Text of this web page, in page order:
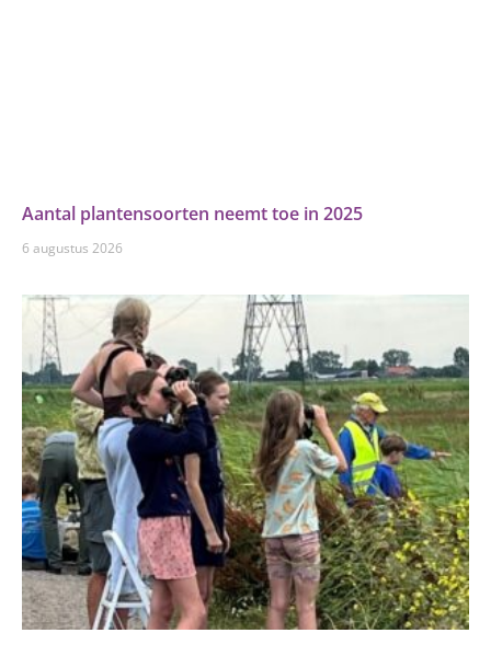
Aantal plantensoorten neemt toe in 2025
6 augustus 2026